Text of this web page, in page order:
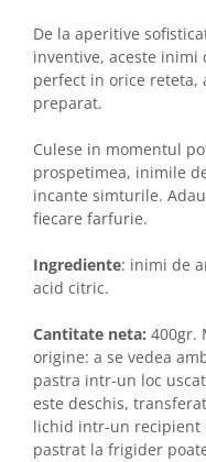
De la aperitive
inventive, aceste inimi
perfect in orice reteta,
preparat.
Culese in momentul
prospetimea, inimile
incante simturile.
fiecare farfurie.
Ingrediente: inimi de
acid citric.
Cantitate neta: 400gr.
origine: a se vedea
pastra intr-un loc
este deschis,
lichid intr-un recipient
pastrat la frigider